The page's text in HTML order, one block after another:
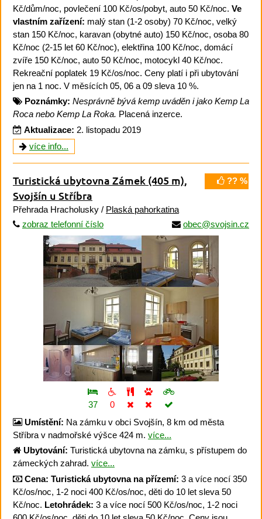
Kč/dům/noc, povlečení 100 Kč/os/pobyt, auto 50 Kč/noc. Ve
vlastním zařízení: malý stan (1-2 osoby) 70 Kč/noc, velký
stan 150 Kč/noc, karavan (obytné auto) 150 Kč/noc, osoba 80
Kč/noc (2-15 let 60 Kč/noc), elektřina 100 Kč/noc, domácí
zvíře 150 Kč/noc, auto 50 Kč/noc, motocykl 40 Kč/noc.
Rekreační poplatek 19 Kč/os/noc. Ceny platí i při ubytování
jen na 1 noc. V měsících 05, 06 a 09 sleva 10 %.
Poznámky: Nesprávně bývá kemp uváděn i jako Kemp La
Roca nebo Kemp La Roka. Placená inzerce.
Aktualizace: 2. listopadu 2019
více info...
?? %
Turistická ubytovna Zámek (405 m),
Svojšín u Stříbra
Přehrada Hracholusky / Plaská pahorkatina
zobraz telefonní číslo
obec@svojsin.cz
37
0
Umístění: Na zámku v obci Svojšín, 8 km od města
Stříbra v nadmořské výšce 424 m. více...
Ubytování: Turistická ubytovna na zámku, s přístupem do
zámeckých zahrad. více...
Cena: Turistická ubytovna na přízemí: 3 a více nocí 350
Kč/os/noc, 1-2 noci 400 Kč/os/noc, děti do 10 let sleva 50
Kč/noc. Letohrádek: 3 a více nocí 500 Kč/os/noc, 1-2 noci